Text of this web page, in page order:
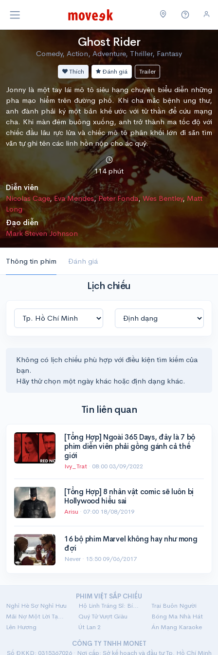
Ghost Rider
Comedy, Action, Adventure, Thriller, Fantasy
Thích Đánh giá Trailer
Jonny là một tay lái mô tô siêu hạng chuyên biểu diễn những
pha mạo hiểm trên đường phố. Khi cha mắc bệnh ung thư,
anh đành phải ký một bản khế ước với tử thần để cứu mạng
cha. Khi màn đêm buông xuống, anh trở thành ma tốc độ với
chiếc đầu lâu rực lửa và chiếc mô tô phân khối lớn đi săn tìm
văn tự ghi tên các linh hồn nộp cho ác quỷ.
114 phút
Diễn viên
Nicolas Cage,Eva Mendes,Peter Fonda, Wes Bentley, Matt
Long
Đạo diễn
Mark Steven Johnson
Thông tin phim Đánh giá
Lịch chiếu
Không có lịch chiếu phù hợp với điều kiện tìm kiếm của
bạn.
Hãy thử chọn một ngày khác hoặc định dạng khác.
Tin liên quan
[Tổng Hợp] Ngoài 365 Days, đây là 7 bộ
phim diễn viên phải gồng gánh cả thế
giới
Ivy_Trat · 08:00 03/09/2022
[Tổng Hợp] 8 nhân vật comic sẽ luôn bị
Hollywood hiểu sai
Arisu · 07:00 18/08/2019
16 bộ phim Marvel không hay như mong
đợi
Never · 15:50 09/06/2017
PHIM VIỆT SẮP CHIẾU
Nghỉ Hè Sợ Nghỉ Hưu
Hộ Linh Tráng Sĩ: Bí Ẩn Mộ Vua Đinh
Trại Buôn Người
Mãi Nợ Một Lời Tạm Biệt
Quý Tử Vượt Giàu
Bóng Ma Nhà Hát
Lên Hương
Út Lan 2
Án Mạng Karaoke
CÔNG TY TNHH MONET
Số ĐKKD: 0315367026 · Nơi cấp: Sở kế hoạch và đầu tư Tp. Hồ Chí Minh